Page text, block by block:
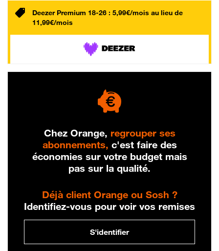
Deezer Premium 18-26 : 5,99€/mois au lieu de
11,99€/mois
Chez Orange, regrouper ses
abonnements, c'est faire des
économies sur votre budget mais
pas sur la qualité.
Déjà client Orange ou Sosh ?
Identifiez-vous pour voir vos remises
S'identifier